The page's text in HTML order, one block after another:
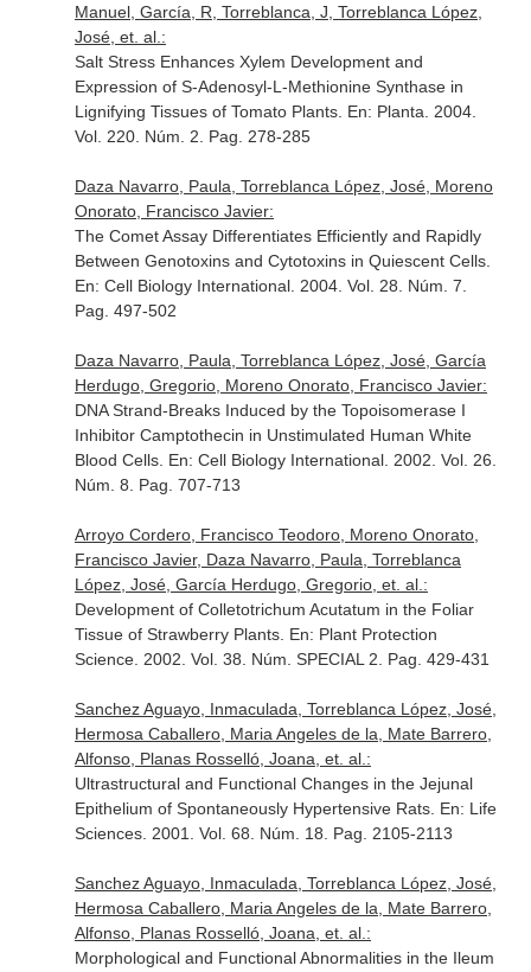
Manuel, García, R, Torreblanca, J, Torreblanca López,
José, et. al.:
Salt Stress Enhances Xylem Development and
Expression of S-Adenosyl-L-Methionine Synthase in
Lignifying Tissues of Tomato Plants. En: Planta . 2004.
Vol. 220. Núm. 2. Pag. 278-285
Daza Navarro, Paula, Torreblanca López, José, Moreno
Onorato, Francisco Javier:
The Comet Assay Differentiates Efficiently and Rapidly
Between Genotoxins and Cytotoxins in Quiescent Cells.
En: Cell Biology International. 2004. Vol. 28. Núm. 7.
Pag. 497-502
Daza Navarro, Paula, Torreblanca López, José, García
Herdugo, Gregorio, Moreno Onorato, Francisco Javier:
DNA Strand-Breaks Induced by the Topoisomerase I
Inhibitor Camptothecin in Unstimulated Human White
Blood Cells. En: Cell Biology International. 2002. Vol. 26.
Núm. 8. Pag. 707-713
Arroyo Cordero, Francisco Teodoro, Moreno Onorato,
Francisco Javier, Daza Navarro, Paula, Torreblanca
López, José, García Herdugo, Gregorio, et. al.:
Development of Colletotrichum Acutatum in the Foliar
Tissue of Strawberry Plants. En: Plant Protection
Science. 2002. Vol. 38. Núm. SPECIAL 2. Pag. 429-431
Sanchez Aguayo, Inmaculada, Torreblanca López, José,
Hermosa Caballero, Maria Angeles de la, Mate Barrero,
Alfonso, Planas Rosselló, Joana, et. al.:
Ultrastructural and Functional Changes in the Jejunal
Epithelium of Spontaneously Hypertensive Rats. En: Life
Sciences. 2001. Vol. 68. Núm. 18. Pag. 2105-2113
Sanchez Aguayo, Inmaculada, Torreblanca López, José,
Hermosa Caballero, Maria Angeles de la, Mate Barrero,
Alfonso, Planas Rosselló, Joana, et. al.:
Morphological and Functional Abnormalities in the Ileum